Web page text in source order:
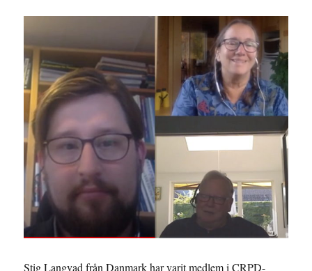
Stig Langvad från Danmark har varit medlem i CRPD-